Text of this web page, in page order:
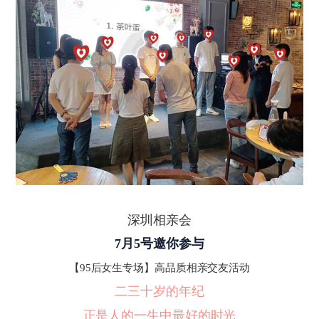
深圳相亲会
7月5号邀你参与
【95后女生专场】高品质相亲交友活动
二三十岁的年纪
正是人的一生中最好的时光